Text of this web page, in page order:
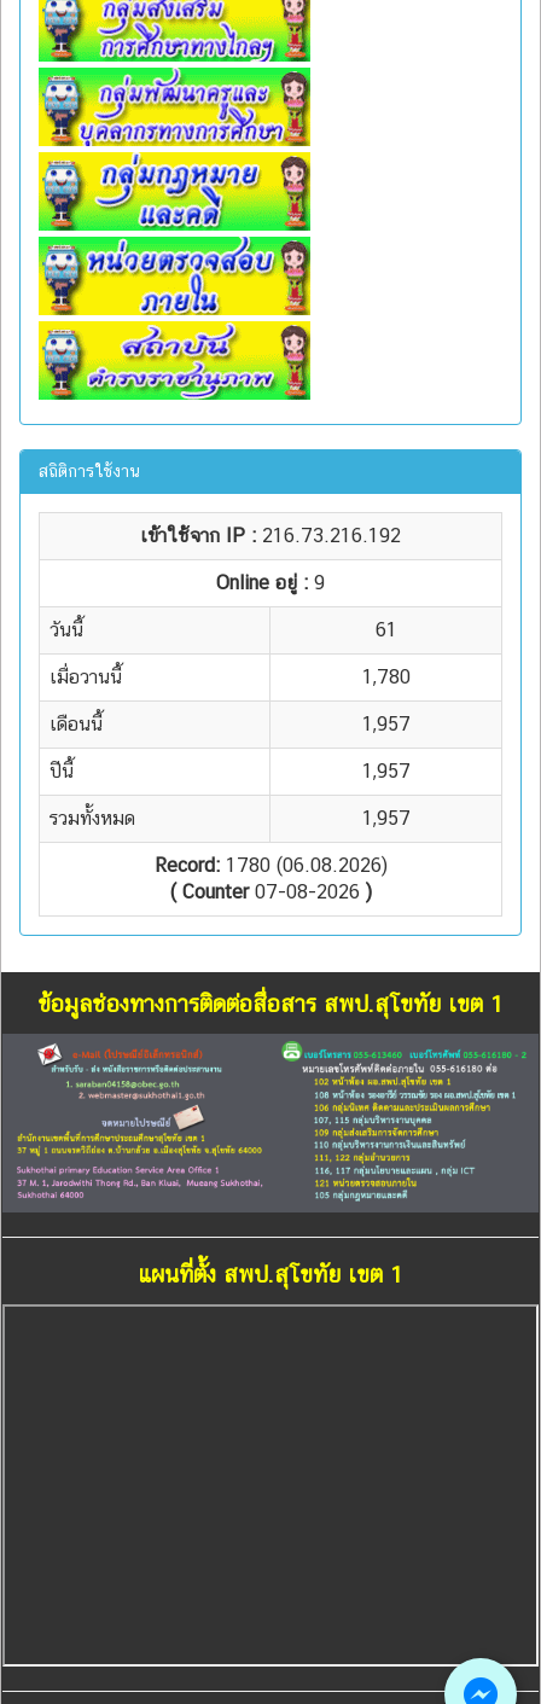
สถิติการใช้งาน
เข้าใช้จาก IP : 216.73.216.192
Online อยู่ : 9
วันนี้ 61
เมื่อวานนี้ 1,780
เดือนนี้ 1,957
ปีนี้ 1,957
รวมทั้งหมด 1,957
Record:1780 (06.08.2026)
( Counter07-08-2026 )
ข้อมูลช่องทางการติดต่อสื่อสาร สพป.สุโขทัย เขต 1
แผนที่ตั้ง สพป.สุโขทัย เขต 1